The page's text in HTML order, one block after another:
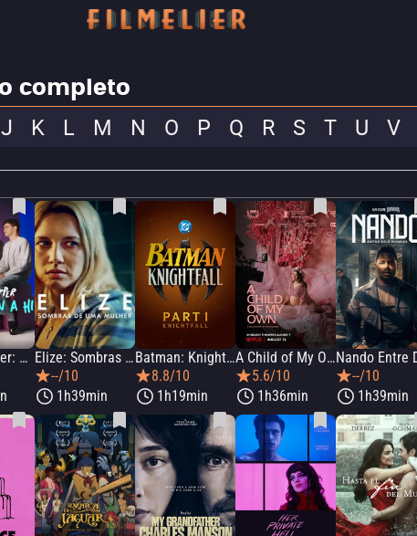
completo
J K L M N O P Q R S T U V
Heartstopper: Um Final Feliz
Elize: Sombras de uma Mulher
--/10
1h39min
Batman: Knightfall - Part 1: Knightfall
8.8/10
1h19min
A Child of My Own
5.6/10
1h36min
--/10
1h39min